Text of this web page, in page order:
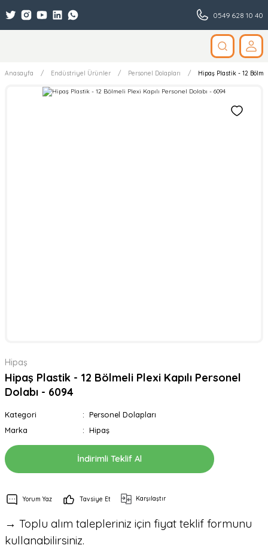
0549 628 10 40
Anasayfa Endüstriyel Ürünler Personel Dolapları Hipaş Plastik - 12
Hipaş
Hipaş Plastik - 12 Bölmeli Plexi Kapılı Personel
Dolabı - 6094
Kategori
Personel Dolapları
Marka
Hipaş
İndirimli Teklif Al
Yorum Yaz Tavsiye Et Karşılaştır
→ Toplu alım talepleriniz için fiyat teklif formunu
kullanabilirsiniz.